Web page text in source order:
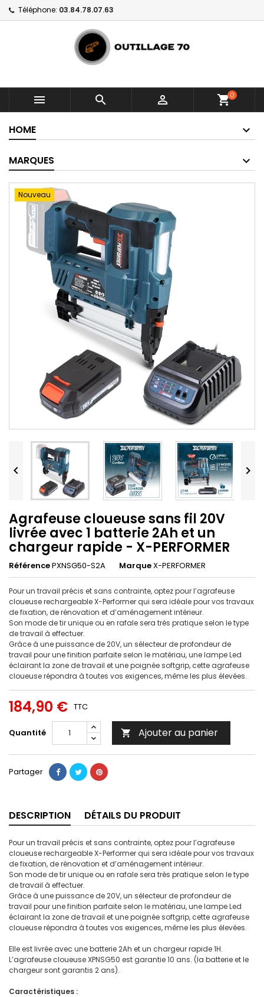
Téléphone: 03.84.78.07.63
   shopping_cart0
HOME
MARQUES
Nouveau
 
Agrafeuse cloueuse sans fil 20V
livrée avec 1 batterie 2Ah et un
chargeur rapide - X-PERFORMER
RéférencePXNSG50-S2A MarqueX-PERFORMER
Pour un travail précis et sans contrainte, optez pour l’agrafeuse
cloueuse rechargeable X-Performer qui sera idéale pour vos travaux
de fixation, de rénovation et d’aménagement intérieur.
Son mode de tir unique ou en rafale sera très pratique selon le type
de travail à effectuer.
Grâce à une puissance de 20V, un sélecteur de profondeur de
travail pour une finition parfaite selon le matériau, une lampe Led
éclairant la zone de travail et une poignée softgrip, cette agrafeuse
cloueuse répondra à toutes vos exigences, même les plus élevées.
184,90 € TTC
Quantité  Ajouter au panier
Partager
DESCRIPTION DÉTAILS DU PRODUIT
Pour un travail précis et sans contrainte, optez pour l’agrafeuse
cloueuse rechargeable X-Performer qui sera idéale pour vos travaux
de fixation, de rénovation et d’aménagement intérieur.
Son mode de tir unique ou en rafale sera très pratique selon le type
de travail à effectuer.
Grâce à une puissance de 20V, un sélecteur de profondeur de
travail pour une finition parfaite selon le matériau, une lampe Led
éclairant la zone de travail et une poignée softgrip, cette agrafeuse
cloueuse répondra à toutes vos exigences, même les plus élevées.
Elle est livrée avec une batterie 2Ah et un chargeur rapide 1H.
L’agrafeuse cloueuse XPNSG50 est garantie 10 ans. (la batterie et le
chargeur sont garantis 2 ans).
Caractéristiques :